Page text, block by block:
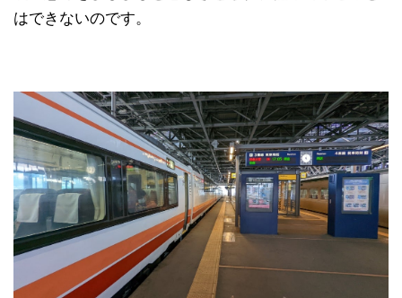
はできないのです。